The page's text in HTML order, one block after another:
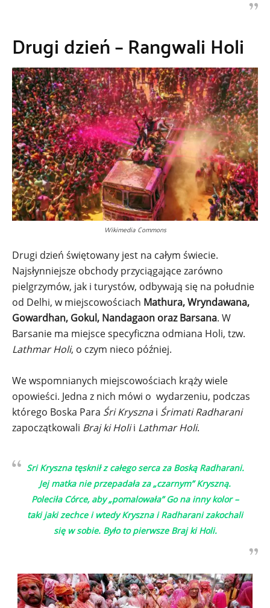
Drugi dzień – Rangwali Holi
Wikimedia Commons
Drugi dzień świętowany jest na całym świecie.
Najsłynniejsze obchody przyciągające zarówno
pielgrzymów, jak i turystów, odbywają się na południe
od Delhi, w miejscowościach Mathura, Wryndawana,
Gowardhan, Gokul, Nandagaon oraz Barsana. W
Barsanie ma miejsce specyficzna odmiana Holi, tzw.
Lathmar Holi, o czym nieco później.
We wspomnianych miejscowościach krąży wiele
opowieści. Jedna z nich mówi o wydarzeniu, podczas
którego Boska Para Śri Krysznai Śrimati Radharani
zapoczątkowali Braj ki Holii Lathmar Holi.
Sri Kryszna tęsknił z całego serca za Boską Radharani.
Jej matka nie przepadała za „czarnym” Kryszną.
Poleciła Córce, aby „pomalowała” Go na inny kolor –
taki jaki zechce i wtedy Kryszna i Radharani zakochali
się w sobie. Było to pierwsze Braj ki Holi.